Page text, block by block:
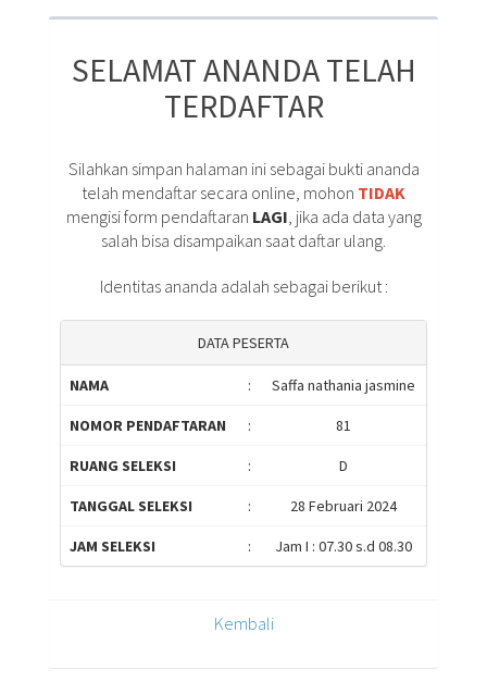
SELAMAT ANANDA TELAH
TERDAFTAR
Silahkan simpan halaman ini sebagai bukti ananda
telah mendaftar secara online, mohon TIDAK
mengisi form pendaftaran LAGI, jika ada data yang
salah bisa disampaikan saat daftar ulang.
Identitas ananda adalah sebagai berikut :
DATA PESERTA
NAMA : Saffa nathania jasmine
NOMOR PENDAFTARAN : 81
RUANG SELEKSI : D
TANGGAL SELEKSI : 28 Februari 2024
JAM SELEKSI : Jam I : 07.30 s.d 08.30
Kembali